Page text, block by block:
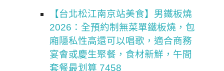
【台北松江南京站美食】男鐵板燒
2026：全預約制無菜單鐵板燒，包
廂隱私性高還可以唱歌，適合商務
宴會或慶生聚餐，食材新鮮，午間
套餐最划算 7458